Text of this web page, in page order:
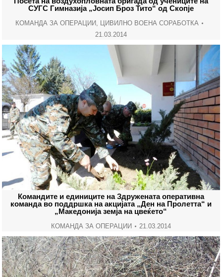
СУГС Гимназија „Јосип Броз Тито“ од Скопје
КОМАНДА ЗА ОПЕРАЦИИ, ЦИВИЛНО ВОЕНА СОРАБОТКА
21.03.2014
Командите и единиците на Здружената оперативна
команда во поддршка на акцијата „Ден на Пролетта“ и
„Македонија земја на цвеќето“
КОМАНДА ЗА ОПЕРАЦИИ 21.03.2014